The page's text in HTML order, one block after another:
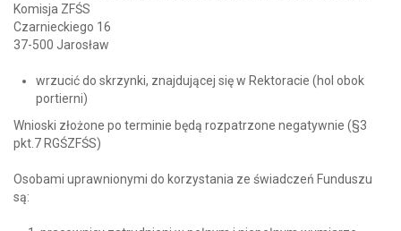
Komisja ZFŚS
Czarnieckiego 16
37-500 Jarosław
wrzucić do skrzynki, znajdującej się w Rektoracie (hol obok
portierni)
Wnioski złożone po terminie będą rozpatrzone negatywnie (§3
pkt.7 RGŚZFŚS)
Osobami uprawnionymi do korzystania ze świadczeń Funduszu
są: